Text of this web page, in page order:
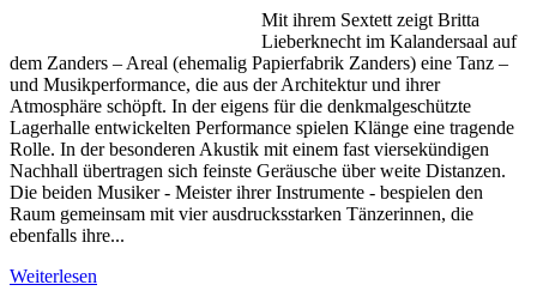
Mit ihrem Sextett zeigt Britta
Lieberknecht im Kalandersaal auf
dem Zanders – Areal (ehemalig Papierfabrik Zanders) eine Tanz –
und Musikperformance, die aus der Architektur und ihrer
Atmosphäre schöpft. In der eigens für die denkmalgeschützte
Lagerhalle entwickelten Performance spielen Klänge eine tragende
Rolle. In der besonderen Akustik mit einem fast viersekündigen
Nachhall übertragen sich feinste Geräusche über weite Distanzen.
Die beiden Musiker - Meister ihrer Instrumente - bespielen den
Raum gemeinsam mit vier ausdrucksstarken Tänzerinnen, die
ebenfalls ihre...
Weiterlesen